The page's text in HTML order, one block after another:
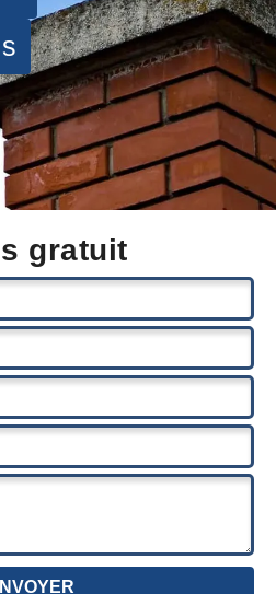
gratuit